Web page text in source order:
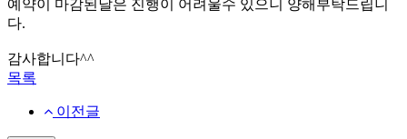
예약이 마감된날은 진행이 어려울수 있으니 양해부탁드립니
다.
감사합니다^^
목록
이전글